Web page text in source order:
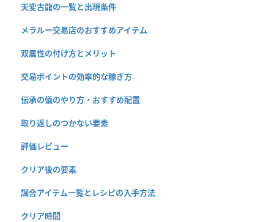
天変古龍の一覧と出現条件
メラルー交易店のおすすめアイテム
双属性の付け方とメリット
交易ポイントの効率的な稼ぎ方
伝承の儀のやり方・おすすめ配置
取り返しのつかない要素
評価レビュー
クリア後の要素
調合アイテム一覧とレシピの入手方法
クリア時間